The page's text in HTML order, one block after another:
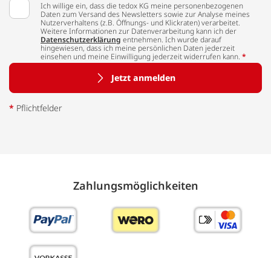
Ich willige ein, dass die tedox KG meine personenbezogenen
Daten zum Versand des Newsletters sowie zur Analyse meines
Nutzerverhaltens (z.B. Öffnungs- und Klickraten) verarbeitet.
Weitere Informationen zur Datenverarbeitung kann ich der
Datenschutzerklärung entnehmen. Ich wurde darauf
hingewiesen, dass ich meine persönlichen Daten jederzeit
einsehen und meine Einwilligung jederzeit widerrufen kann. *
Jetzt anmelden
* Pflichtfelder
Zahlungs­möglich­keiten